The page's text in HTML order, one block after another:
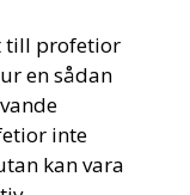
till profetior
en sådan
inte
kan vara